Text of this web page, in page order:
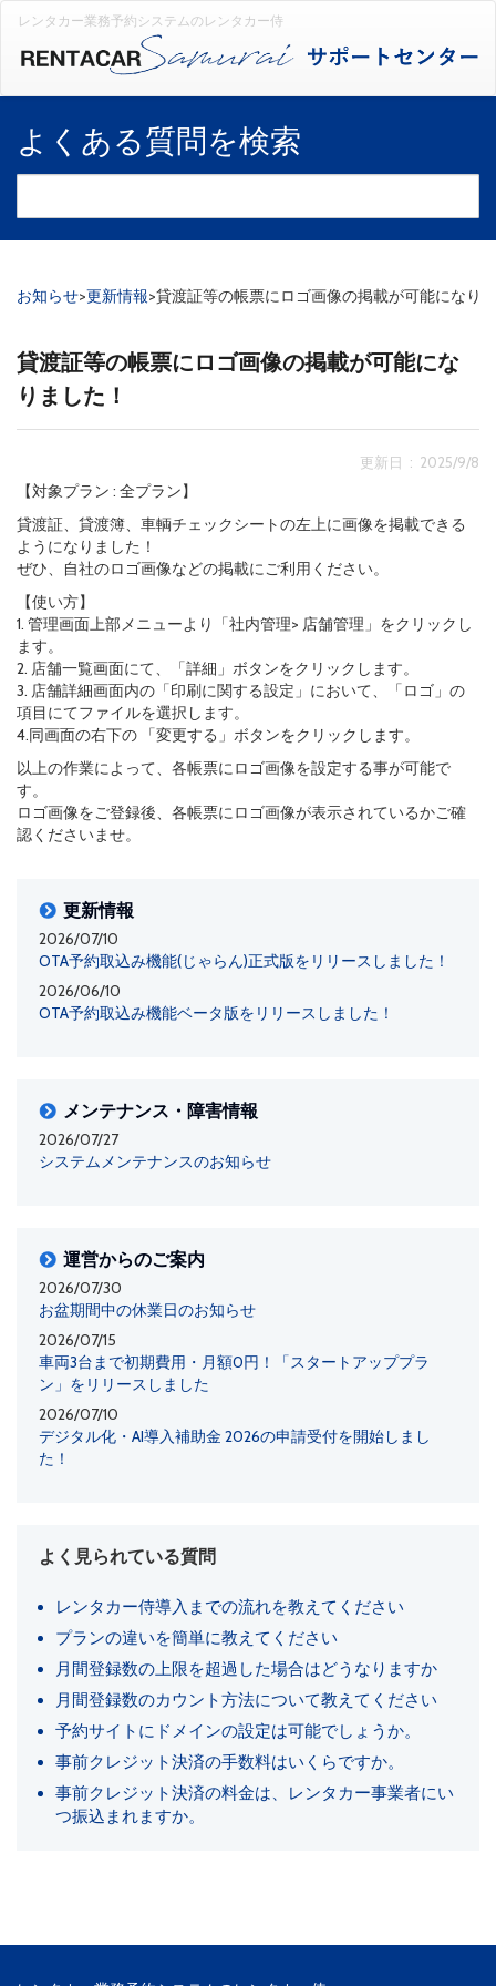
レンタカー業務予約システムのレンタカー侍
よくある質問を検索
お知らせ>更新情報>貸渡証等の帳票にロゴ画像の掲載が可能になり
貸渡証等の帳票にロゴ画像の掲載が可能にな
りました！
更新日 : 2025/9/8
【対象プラン : 全プラン】
貸渡証、貸渡簿、車輌チェックシートの左上に画像を掲載できる
ようになりました！
ぜひ、自社のロゴ画像などの掲載にご利用ください。
【使い方】
1. 管理画面上部メニューより「社内管理> 店舗管理」をクリックし
ます。
2. 店舗一覧画面にて、「詳細」ボタンをクリックします。
3. 店舗詳細画面内の「印刷に関する設定」において、「ロゴ」の
項目にてファイルを選択します。
4.同画面の右下の 「変更する」ボタンをクリックします。
以上の作業によって、各帳票にロゴ画像を設定する事が可能で
す。
ロゴ画像をご登録後、各帳票にロゴ画像が表示されているかご確
認くださいませ。
更新情報
2026/07/10
OTA予約取込み機能(じゃらん)正式版をリリースしました！
2026/06/10
OTA予約取込み機能ベータ版をリリースしました！
メンテナンス・障害情報
2026/07/27
システムメンテナンスのお知らせ
運営からのご案内
2026/07/30
お盆期間中の休業日のお知らせ
2026/07/15
車両3台まで初期費用・月額0円！「スタートアッププラ
ン」をリリースしました
2026/07/10
デジタル化・AI導入補助金 2026の申請受付を開始しまし
た！
よく見られている質問
レンタカー侍導入までの流れを教えてください
プランの違いを簡単に教えてください
月間登録数の上限を超過した場合はどうなりますか
月間登録数のカウント方法について教えてください
予約サイトにドメインの設定は可能でしょうか。
事前クレジット決済の手数料はいくらですか。
事前クレジット決済の料金は、レンタカー事業者にい
つ振込まれますか。